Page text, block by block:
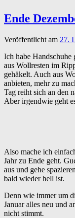
Ende
Veröffentlicht am 27.
Ich habe Handschuhe
aus Wollresten im
gehäkelt. Auch aus
anbieten, mehr zu
Tag reiht sich an den
Aber irgendwie geht
Also mache ich
Jahr zu Ende geht.
aus und gehe
bald wieder hell ist.
Denn wie immer um
Januar alles neu und
nicht stimmt.